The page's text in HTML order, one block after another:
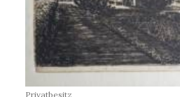
Privatbesitz